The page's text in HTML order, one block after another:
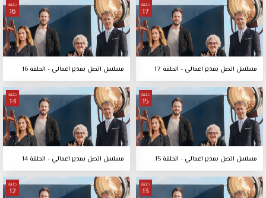
حلقة
17
مسلسل اتصل بمدير اعمالي - الحلقة 17
حلقة
16
مسلسل اتصل بمدير اعمالي - الحلقة 16
حلقة
15
مسلسل اتصل بمدير اعمالي - الحلقة 15
حلقة
14
مسلسل اتصل بمدير اعمالي - الحلقة 14
حلقة
13
حلقة
12